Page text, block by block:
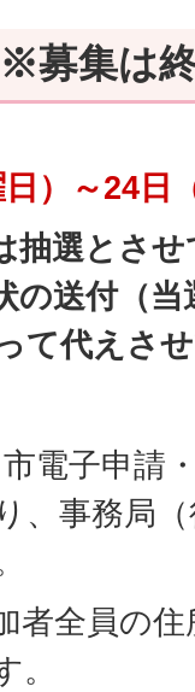
募集は
）～24日
抽選とさ
の送付（
て代えさ
電子申請
、事務局
全員の住